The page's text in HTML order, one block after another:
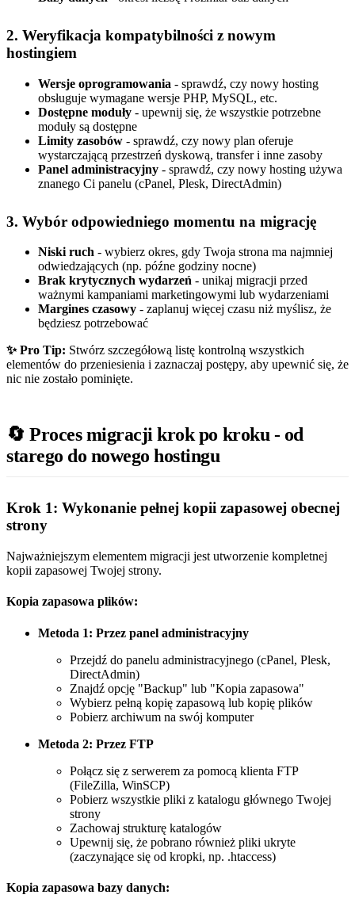
2. Weryfikacja kompatybilności z nowym
hostingiem
Wersje oprogramowania - sprawdź, czy nowy hosting
obsługuje wymagane wersje PHP, MySQL, etc.
Dostępne moduły - upewnij się, że wszystkie potrzebne
moduły są dostępne
Limity zasobów - sprawdź, czy nowy plan oferuje
wystarczającą przestrzeń dyskową, transfer i inne zasoby
Panel administracyjny - sprawdź, czy nowy hosting używa
znanego Ci panelu (cPanel, Plesk, DirectAdmin)
3. Wybór odpowiedniego momentu na migrację
Niski ruch - wybierz okres, gdy Twoja strona ma najmniej
odwiedzających (np. późne godziny nocne)
Brak krytycznych wydarzeń - unikaj migracji przed
ważnymi kampaniami marketingowymi lub wydarzeniami
Margines czasowy - zaplanuj więcej czasu niż myślisz, że
będziesz potrzebować
✨ Pro Tip: Stwórz szczegółową listę kontrolną wszystkich
elementów do przeniesienia i zaznaczaj postępy, aby upewnić się, że
nic nie zostało pominięte.
🔄 Proces migracji krok po kroku - od
starego do nowego hostingu
Krok 1: Wykonanie pełnej kopii zapasowej obecnej
strony
Najważniejszym elementem migracji jest utworzenie kompletnej
kopii zapasowej Twojej strony.
Kopia zapasowa plików:
Metoda 1: Przez panel administracyjny
Przejdź do panelu administracyjnego (cPanel, Plesk,
DirectAdmin)
Znajdź opcję "Backup" lub "Kopia zapasowa"
Wybierz pełną kopię zapasową lub kopię plików
Pobierz archiwum na swój komputer
Metoda 2: Przez FTP
Połącz się z serwerem za pomocą klienta FTP
(FileZilla, WinSCP)
Pobierz wszystkie pliki z katalogu głównego Twojej
strony
Zachowaj strukturę katalogów
Upewnij się, że pobrano również pliki ukryte
(zaczynające się od kropki, np. .htaccess)
Kopia zapasowa bazy danych: